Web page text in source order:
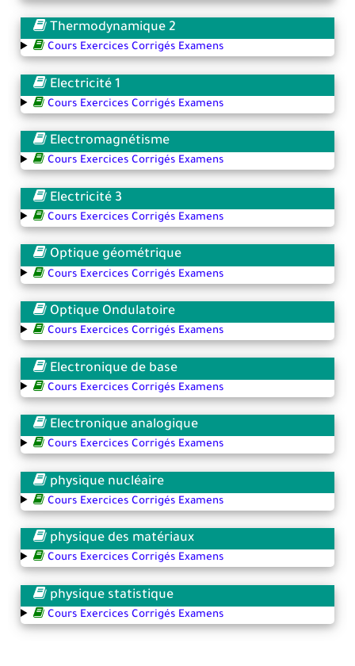
Thermodynamique 2
Cours Exercices Corrigés Examens
Electricité 1
Cours Exercices Corrigés Examens
Electromagnétisme
Cours Exercices Corrigés Examens
Electricité 3
Cours Exercices Corrigés Examens
Optique géométrique
Cours Exercices Corrigés Examens
Optique Ondulatoire
Cours Exercices Corrigés Examens
Electronique de base
Cours Exercices Corrigés Examens
Electronique analogique
Cours Exercices Corrigés Examens
physique nucléaire
Cours Exercices Corrigés Examens
physique des matériaux
Cours Exercices Corrigés Examens
physique statistique
Cours Exercices Corrigés Examens